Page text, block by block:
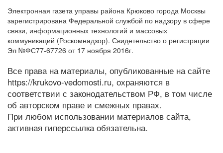
Электронная газета управы района Крюково города Москвы
зарегистрирована Федеральной службой по надзору в сфере
связи, информационных технологий и массовых
коммуникаций (Роскомнадзор). Свидетельство о регистрации
Эл №ФС77-67726 от 17 ноября 2016г.
Все права на материалы, опубликованные на сайте
https://krukovo-vedomosti.ru, охраняются в
соответствии с законодательством РФ, в том числе
об авторском праве и смежных правах.
При любом использовании материалов сайта,
активная гиперссылка обязательна.